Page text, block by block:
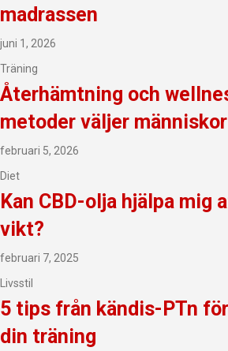
madrassen
juni 1, 2026
Träning
Återhämtning och
metoder väljer
februari 5, 2026
Diet
Kan CBD-olja hjälpa mig
vikt?
februari 7, 2025
Livsstil
5 tips från kändis-PTn
din träning